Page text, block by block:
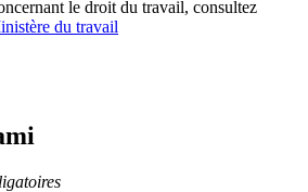
le droit du travail, consultez
du travail